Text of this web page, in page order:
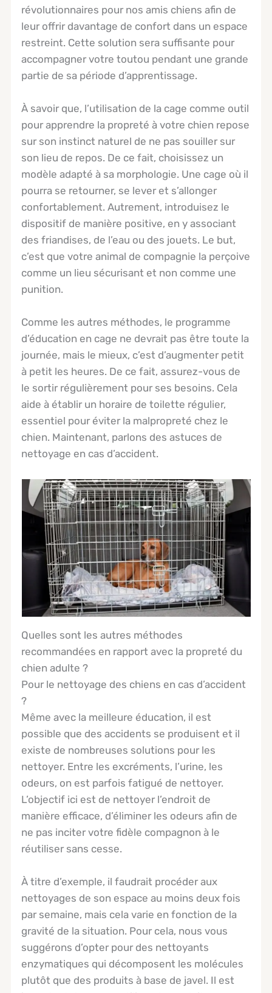
révolutionnaires pour nos amis chiens afin de
leur offrir davantage de confort dans un espace
restreint. Cette solution sera suffisante pour
accompagner votre toutou pendant une grande
partie de sa période d’apprentissage.
À savoir que, l’utilisation de la cage comme outil
pour apprendre la propreté à votre chien repose
sur son instinct naturel de ne pas souiller sur
son lieu de repos. De ce fait, choisissez un
modèle adapté à sa morphologie. Une cage où il
pourra se retourner, se lever et s’allonger
confortablement. Autrement, introduisez le
dispositif de manière positive, en y associant
des friandises, de l’eau ou des jouets. Le but,
c’est que votre animal de compagnie la perçoive
comme un lieu sécurisant et non comme une
punition.
Comme les autres méthodes, le programme
d’éducation en cage ne devrait pas être toute la
journée, mais le mieux, c’est d’augmenter petit
à petit les heures. De ce fait, assurez-vous de
le sortir régulièrement pour ses besoins. Cela
aide à établir un horaire de toilette régulier,
essentiel pour éviter la malpropreté chez le
chien. Maintenant, parlons des astuces de
nettoyage en cas d’accident.
Quelles sont les autres méthodes
recommandées en rapport avec la propreté du
chien adulte ?
Pour le nettoyage des chiens en cas d’accident
?
Même avec la meilleure éducation, il est
possible que des accidents se produisent et il
existe de nombreuses solutions pour les
nettoyer. Entre les excréments, l’urine, les
odeurs, on est parfois fatigué de nettoyer.
L’objectif ici est de nettoyer l’endroit de
manière efficace, d’éliminer les odeurs afin de
ne pas inciter votre fidèle compagnon à le
réutiliser sans cesse.
À titre d’exemple, il faudrait procéder aux
nettoyages de son espace au moins deux fois
par semaine, mais cela varie en fonction de la
gravité de la situation. Pour cela, nous vous
suggérons d’opter pour des nettoyants
enzymatiques qui décomposent les molécules
plutôt que des produits à base de javel. Il est